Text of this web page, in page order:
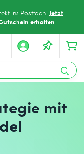
ins Postfach. Jetzt
erhalten
mit